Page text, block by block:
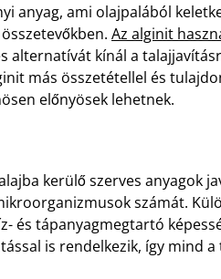
anyag, ami olajpalából
Az alginit
alternatívát kínál a
más összetétellel és
előnyösek lehetnek.
kerülő szerves anyagok
számát.
és tápanyagmegtartó
is rendelkezik, így mind